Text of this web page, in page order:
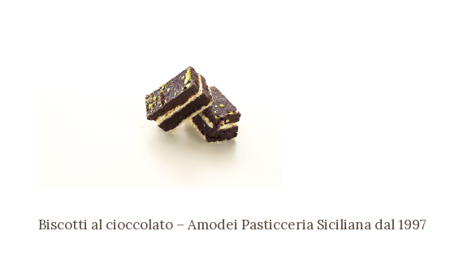
Biscotti al cioccolato – Amodei Pasticceria Siciliana dal 1997